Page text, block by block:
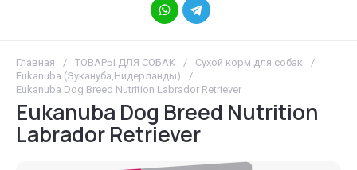
Главная / ТОВАРЫ ДЛЯ СОБАК / Сухой корм для собак
/
Eukanuba (Эукануба,Нидерланды)
/
Eukanuba Dog Breed Nutrition Labrador Retriever
Eukanuba Dog Breed Nutrition
Labrador Retriever